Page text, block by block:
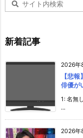
新着記事
2026年
【悲
俳優が
1: 名無
...
2026年